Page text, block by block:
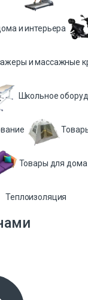
и интерьера
и массажные
Школьное
Товары для дома
Теплоизоляция